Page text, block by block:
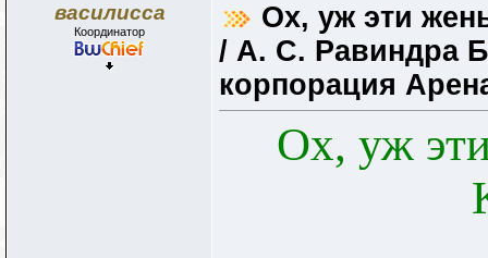
василисса
Координатор
Ох, уж эти
/ А. С. Равиндра
корпорация
Ох, уж